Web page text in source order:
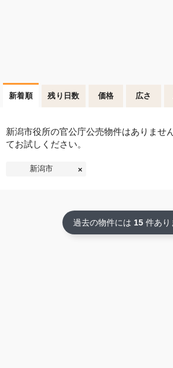
新着順 残り日数 価格 広さ
新潟市役所の官公庁公売物件はありません
てお試しください。
新潟市
過去の物件には 15 件あり